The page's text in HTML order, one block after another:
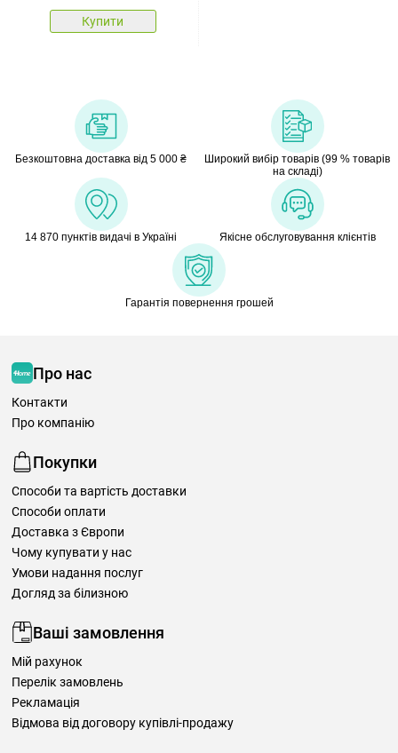
Купити
Безкоштовна доставка від 5 000 ₴
Широкий вибір товарів (99 % товарів
на складі)
14 870 пунктів видачі в Україні Якісне обслуговування клієнтів
Гарантія повернення грошей
Про нас
Контакти
Про компанію
Покупки
Способи та вартість доставки
Способи оплати
Доставка з Європи
Чому купувати у нас
Умови надання послуг
Догляд за білизною
Ваші замовлення
Мій рахунок
Перелік замовлень
Рекламація
Відмова від договору купівлі-продажу